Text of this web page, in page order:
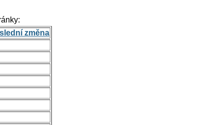
změna